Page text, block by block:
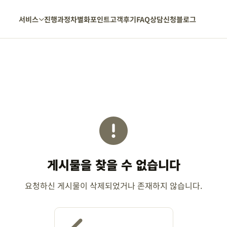
서비스 진행과정차별화포인트고객후기FAQ상담신청블로그
게시물을 찾을 수 없습니다
요청하신 게시물이 삭제되었거나 존재하지 않습니다.